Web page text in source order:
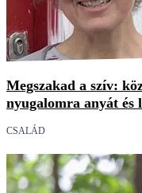
Megszakad a szív:
nyugalomra anyát és
CSALÁD